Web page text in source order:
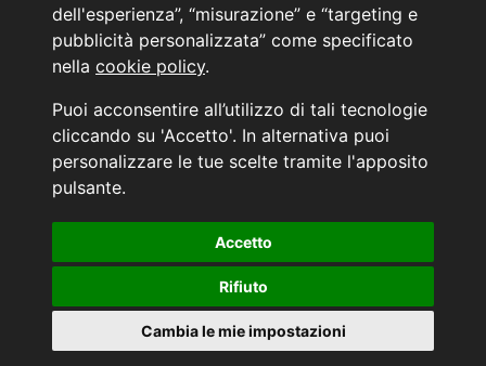
dell'esperienza”, “misurazione” e “targeting e
pubblicità personalizzata” come specificato
nella cookie policy.
Puoi acconsentire all’utilizzo di tali tecnologie
cliccando su 'Accetto'. In alternativa puoi
personalizzare le tue scelte tramite l'apposito
pulsante.
Accetto
Rifiuto
Cambia le mie impostazioni
Consulente Online Hyundai: 0805608985
AUTO PLANET BARI SRL | BARI, via Zippitelli 32-34 - CAP 70132 | P.I. 05126720720
Generata in 0,086 secondi | 216.73.216.122
INFORMATIVA AI SENSI DELL'ART. 79 DEL REG. IVASS n° 40/2018
Aggiorna le tue preferenze di consenso alle tecnologie di tracciamento.